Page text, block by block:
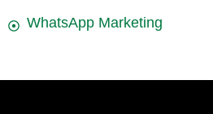
WhatsApp Marketing